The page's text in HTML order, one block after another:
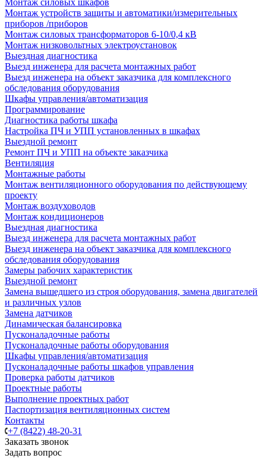
Монтаж силовых шкафов
Монтаж устройств защиты и автоматики/измерительных
приборов /приборов
Монтаж силовых трансформаторов 6-10/0,4 кВ
Монтаж низковольтных электроустановок
Выездная диагностика
Выезд инженера для расчета монтажных работ
Выезд инженера на объект заказчика для комплексного
обследования оборудования
Шкафы управления/автоматизация
Программирование
Диагностика работы шкафа
Настройка ПЧ и УПП установленных в шкафах
Выездной ремонт
Ремонт ПЧ и УПП на объекте заказчика
Вентиляция
Монтажные работы
Монтаж вентиляционного оборудования по действующему
проекту
Монтаж воздуховодов
Монтаж кондиционеров
Выездная диагностика
Выезд инженера для расчета монтажных работ
Выезд инженера на объект заказчика для комплексного
обследования оборудования
Замеры рабочих характеристик
Выездной ремонт
Замена вышедшего из строя оборудования, замена двигателей
и различных узлов
Замена датчиков
Динамическая балансировка
Пусконаладочные работы
Пусконаладочные работы оборудования
Шкафы управления/автоматизация
Пусконаладочные работы шкафов управления
Проверка работы датчиков
Проектные работы
Выполнение проектных работ
Паспортизация вентиляционных систем
Контакты
+7 (8422) 48-20-31
Заказать звонок
Задать вопрос